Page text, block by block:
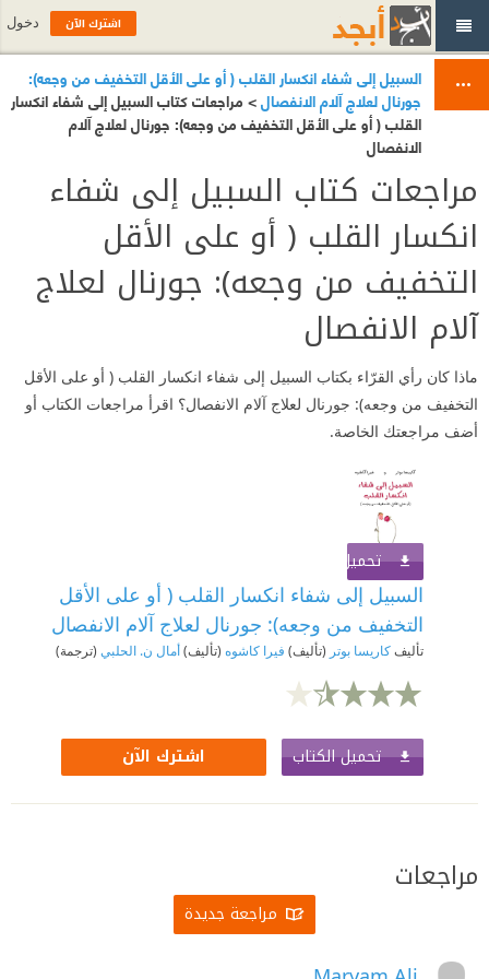
السبيل إلى شفاء انكسار القلب ( أو على الأقل التخفيف من وجعه):
جورنال لعلاج آلام الانفصال> مراجعات كتاب السبيل إلى شفاء انكسار
القلب ( أو على الأقل التخفيف من وجعه): جورنال لعلاج آلام
الانفصال
مراجعات كتاب السبيل إلى شفاء
انكسار القلب ( أو على الأقل
التخفيف من وجعه): جورنال لعلاج
آلام الانفصال
ماذا كان رأي القرّاء بكتاب السبيل إلى شفاء انكسار القلب ( أو على الأقل
التخفيف من وجعه): جورنال لعلاج آلام الانفصال؟ اقرأ مراجعات الكتاب أو
أضف مراجعتك الخاصة.
تحميل الكتاب
السبيل إلى شفاء انكسار القلب ( أو على الأقل
التخفيف من وجعه): جورنال لعلاج آلام الانفصال
تأليفكاريسا بوتر (تأليف) فيرا كاشوه (تأليف)أمال ن. الحلبي (ترجمة)
تحميل الكتاب اشترك الآن
مراجعات
مراجعة جديدة
اشترك الآن دخول